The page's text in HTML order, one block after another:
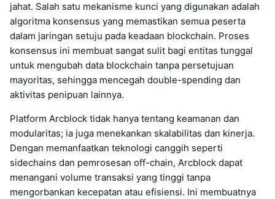
jahat. Salah satu mekanisme kunci yang digunakan adalah
algoritma konsensus yang memastikan semua peserta
dalam jaringan setuju pada keadaan blockchain. Proses
konsensus ini membuat sangat sulit bagi entitas tunggal
untuk mengubah data blockchain tanpa persetujuan
mayoritas, sehingga mencegah double-spending dan
aktivitas penipuan lainnya.
Platform Arcblock tidak hanya tentang keamanan dan
modularitas; ia juga menekankan skalabilitas dan kinerja.
Dengan memanfaatkan teknologi canggih seperti
sidechains dan pemrosesan off-chain, Arcblock dapat
menangani volume transaksi yang tinggi tanpa
mengorbankan kecepatan atau efisiensi. Ini membuatnya